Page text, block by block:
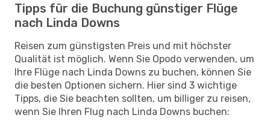
Tipps für die Buchung günstiger Flüge
nach Linda Downs
Reisen zum günstigsten Preis und mit höchster
Qualität ist möglich. Wenn Sie Opodo verwenden, um
Ihre Flüge nach Linda Downs zu buchen, können Sie
die besten Optionen sichern. Hier sind 3 wichtige
Tipps, die Sie beachten sollten, um billiger zu reisen,
wenn Sie Ihren Flug nach Linda Downs buchen: